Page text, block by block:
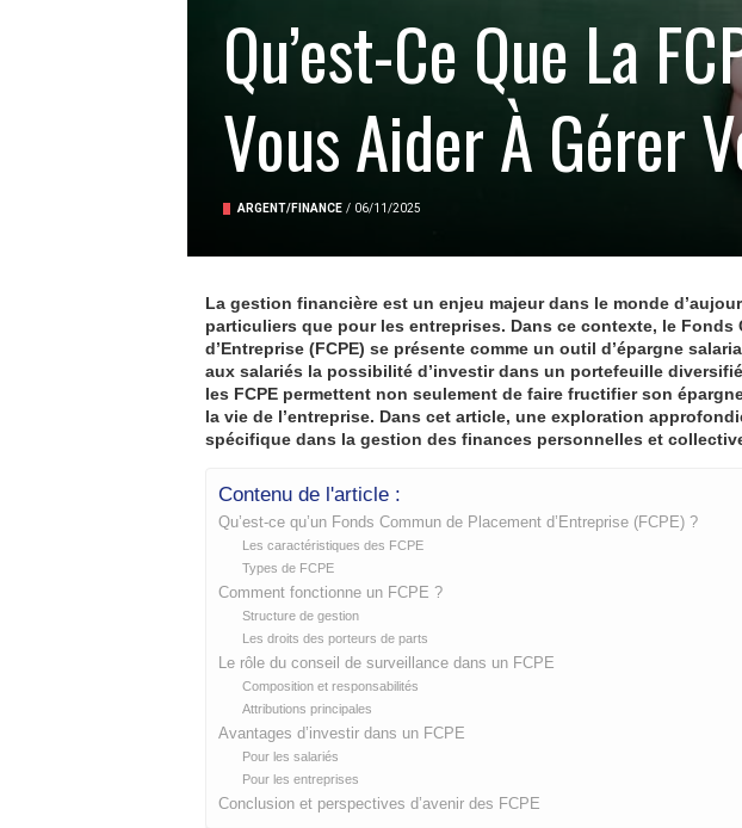
Qu’est-Ce Que La
Vous Aider À Gérer
ARGENT/FINANCE / 06/11/2025
La gestion financière est un enjeu majeur dans le monde
particuliers que pour les entreprises. Dans ce contexte, le Fonds
d’Entreprise (FCPE) se présente comme un outil d’épargne
aux salariés la possibilité d’investir dans un portefeuille
les FCPE permettent non seulement de faire fructifier son
la vie de l’entreprise. Dans cet article, une exploration
spécifique dans la gestion des finances personnelles et
Contenu de l'article :
Qu’est-ce qu’un Fonds Commun de Placement d’Entreprise (FCPE) ?
Les caractéristiques des FCPE
Types de FCPE
Comment fonctionne un FCPE ?
Structure de gestion
Les droits des porteurs de parts
Le rôle du conseil de surveillance dans un FCPE
Composition et responsabilités
Attributions principales
Avantages d’investir dans un FCPE
Pour les salariés
Pour les entreprises
Conclusion et perspectives d’avenir des FCPE